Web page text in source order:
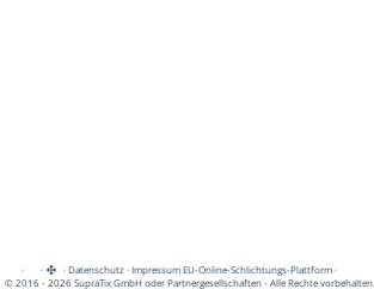
· · ·Datenschutz·Impressum EU-Online-Schlichtungs-Plattform·
© 2016 - 2026 SupraTix GmbH oder Partnergesellschaften - Alle Rechte vorbehalten.